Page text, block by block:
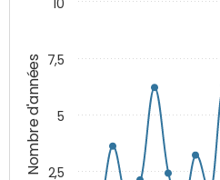
Nombre d'années 2,5
5
7,5
10